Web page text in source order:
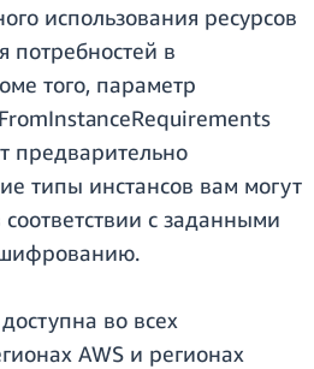
использования ресурсов
потребностей в
того, параметр
предварительно
типы инстансов вам могут
с заданными
во всех
AWS и регионах